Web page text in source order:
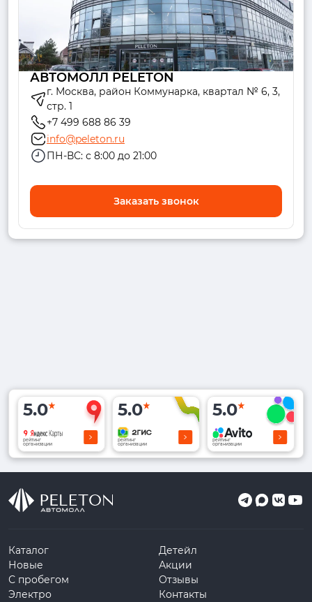
АВТОМОЛЛ PELETON
г. Москва, район Коммунарка, квартал № 6, 3,
стр. 1
+7 499 688 86 39
info@peleton.ru
ПН-ВС: с 8:00 до 21:00
Заказать звонок
5.0
рейтинг
организации
5.0
рейтинг
организации
5.0
рейтинг
организации
Каталог
Новые
С пробегом
Электро
Детейл
Акции
Отзывы
Контакты